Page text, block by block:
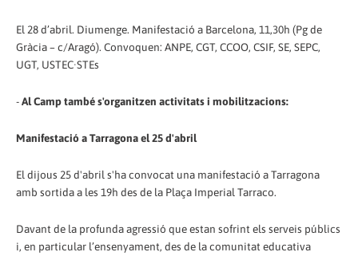
El 28 d’abril. Diumenge. Manifestació a Barcelona, 11,30h (Pg de
Gràcia – c/Aragó). Convoquen: ANPE, CGT, CCOO, CSIF, SE, SEPC,
UGT, USTEC·STEs
-Al Camp també s'organitzen activitats i mobilitzacions:
Manifestació a Tarragona el 25 d'abril
El dijous 25 d'abril s'ha convocat una manifestació a Tarragona
amb sortida a les 19h des de la Plaça Imperial Tarraco.
Davant de la profunda agressió que estan sofrint els serveis públics
i, en particular l’ensenyament, des de la comunitat educativa